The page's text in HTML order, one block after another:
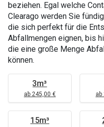
beziehen. Egal welche
Clearago werden Sie
die sich perfekt für die
Abfallmengen eignen, bis
die eine große Menge
können.
3m³
ab 245,00 € ab
15m³